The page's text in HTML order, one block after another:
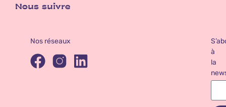
Nous suivre
Nos réseaux
à
la